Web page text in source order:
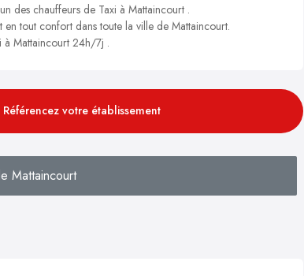
des chauffeurs de Taxi à Mattaincourt .
en tout confort dans toute la ville de Mattaincourt.
à Mattaincourt 24h/7j .
votre établissement
Mattaincourt